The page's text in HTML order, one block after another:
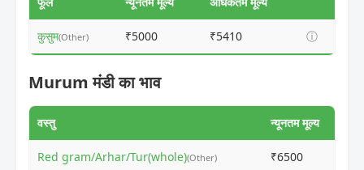
कुसुम(Other) ₹5000 ₹5410 ⓘ
Murum मंडी का भाव
वस्तु न्यूनतम मूल्य
Red gram/Arhar/Tur(whole)(Other) ₹6500